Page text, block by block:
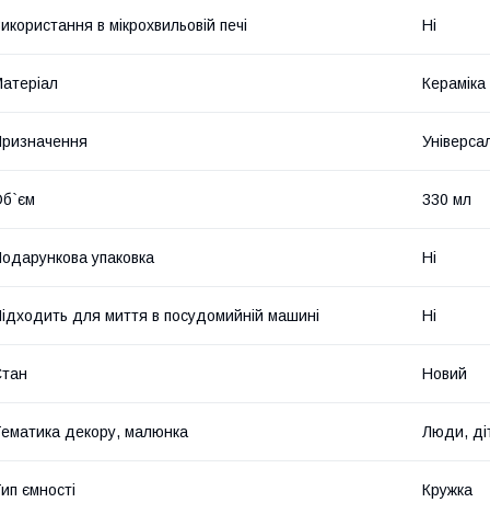
в мікрохвильовій печі Ні
Кераміка
330 мл
упаковка Ні
для миття в посудомийній машині Ні
Новий
декору, малюнка Люди,
ємності Кружка